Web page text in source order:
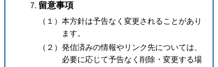
留意事項
（１）本方針は予告なく変更されることがあり
ます。
（２）発信済みの情報やリンク先については、
必要に応じて予告なく削除・変更する場